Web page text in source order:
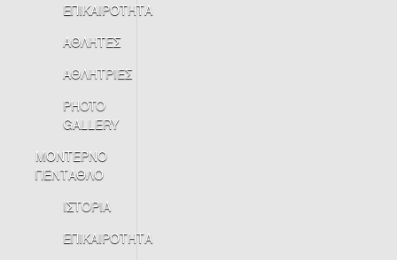
ΕΠΙΚΑΙΡΟΤΗΤΑ
ΑΘΛΗΤΕΣ
ΑΘΛΗΤΡΙΕΣ
PHOTO
GALLERY
ΜΟΝΤΕΡΝΟ
ΠΕΝΤΑΘΛΟ
ΙΣΤΟΡΙΑ
ΕΠΙΚΑΙΡΟΤΗΤΑ